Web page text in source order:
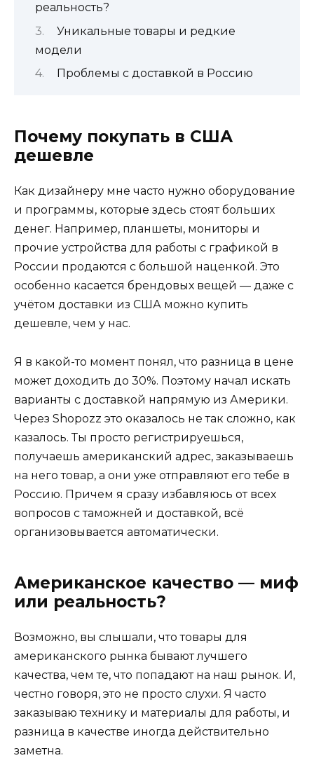
реальность?
Уникальные товары и редкие
модели
Проблемы с доставкой в Россию
Почему покупать в США
дешевле
Как дизайнеру мне часто нужно оборудование
и программы, которые здесь стоят больших
денег. Например, планшеты, мониторы и
прочие устройства для работы с графикой в
России продаются с большой наценкой. Это
особенно касается брендовых вещей — даже с
учётом доставки из США можно купить
дешевле, чем у нас.
Я в какой-то момент понял, что разница в цене
может доходить до 30%. Поэтому начал искать
варианты с доставкой напрямую из Америки.
Через Shopozz это оказалось не так сложно, как
казалось. Ты просто регистрируешься,
получаешь американский адрес, заказываешь
на него товар, а они уже отправляют его тебе в
Россию. Причем я сразу избавляюсь от всех
вопросов с таможней и доставкой, всё
организовывается автоматически.
Американское качество — миф
или реальность?
Возможно, вы слышали, что товары для
американского рынка бывают лучшего
качества, чем те, что попадают на наш рынок. И,
честно говоря, это не просто слухи. Я часто
заказываю технику и материалы для работы, и
разница в качестве иногда действительно
заметна.